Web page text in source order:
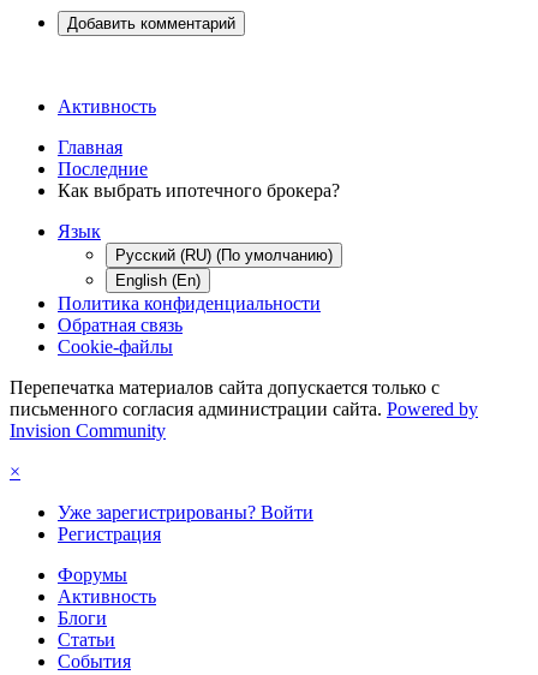
Добавить комментарий
Активность
Главная
Последние
Как выбрать ипотечного брокера?
Язык
Русский (RU) (По умолчанию)
English (En)
Политика конфиденциальности
Обратная связь
Cookie-файлы
Перепечатка материалов сайта допускается только с
письменного согласия администрации сайта. Powered by
Invision Community
×
Уже зарегистрированы? Войти
Регистрация
Форумы
Активность
Блоги
Статьи
События